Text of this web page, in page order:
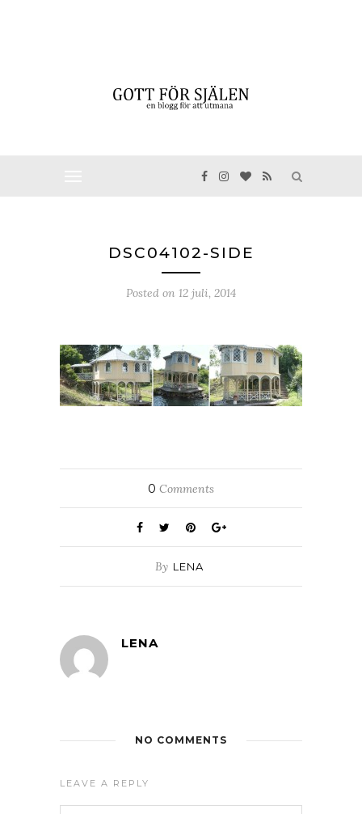
DSC04102-SIDE
Posted on 12 juli, 2014
0 Comments
By LENA
LENA
NO COMMENTS
LEAVE A REPLY